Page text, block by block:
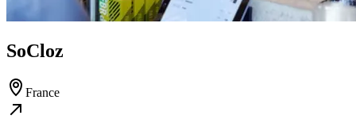
SoCloz
France